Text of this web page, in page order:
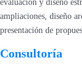
evaluación y diseño
ampliaciones, diseño
presentación de
Consultoría